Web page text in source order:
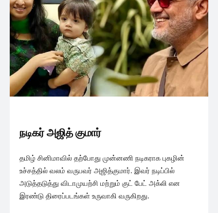
நடிகர் அஜித் குமார்
தமிழ் சினிமாவில் தற்போது முன்னணி நடிகராக புகழின்
உச்சத்தில் வலம் வருபவர் அஜித்குமார். இவர் நடிப்பில்
அடுத்தடுத்து விடாமுயற்சி மற்றும் குட் பேட் அக்லி என
இரண்டு திரைப்படங்கள் உருவாகி வருகிறது.